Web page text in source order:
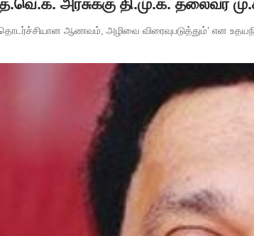
அரசுக்கு தி.மு.க. தலைவர்
ஆணவம், அழிவை விரைவுபடுத்தும்’ என